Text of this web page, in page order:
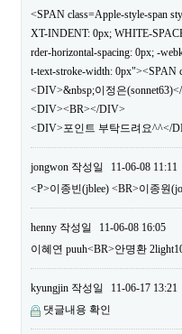
<SPAN class=Apple-style-span
XT-INDENT: 0px; WHITE-
rder-horizontal-spacing: 0px; -
t-text-stroke-width: 0px"><SPAN
<DIV>&nbsp;이정은
<DIV><BR></DIV>
<DIV>포인트 부탁드려요^^</
jongwon 작성일
11-06-08 11:11
<P>이종빈(jblee) <BR>이종원
henny 작성일
11-06-08 16:05
이혜연 puuh<BR>안명환
kyungjin 작성일
11-06-17 13:21
댓글내용 확인